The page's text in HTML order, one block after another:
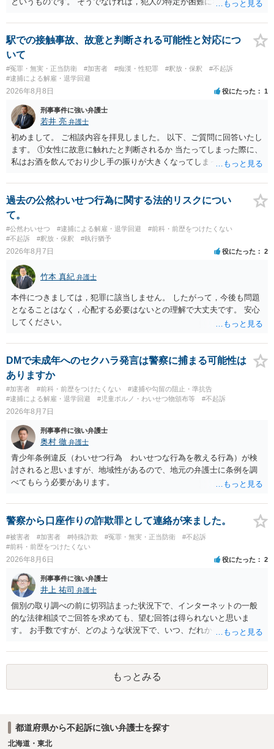
（事件性）とともに，誰の行為かの判断がされる（犯人性）が必要な
のですが，現認時に警察が臨場できる場合以外は，基本的に犯人性を
特定することができません。もちろん，常習性が顕著で，既に前科を
有していて警察に把握されていれば別ですが，そのような方は，この
ような場所に質問を掲げてくることはありません。心配・不安になる
ことはよくわかるのですが，心配・不安を感じている方は，警察に把
ません。したがって，自分が犯人であるとされることはないのです。
ですから，相談者の場合は，大丈夫です。安心してください。それで
は，①～③に答えます。 ①について 腕の動き，女性への向かい方をみ
れば，酔っていて偶然の出来事か，意図的に偶然を装うように触った
のかは，わかります。触る瞬間ではなくて，触るまでの状況の方が重
いているわけではありません。腕の振り方も，そのときだけ偶然大き
くなるわけではありません。ですから，本件では，意図的だと疑われ
ることはないと思います。その雰囲気は，当たってしまった女性にも
伝わっていたのでしょう。ですから大丈夫です。なお，故意は，主観
面の話なので，防犯カメラの映像で決められることはありません。本
人の話（故意を否認する話）が実際の状況と矛盾しないかだけの話で
す。 ②について 犯人性が特定できませんから，逮捕や呼出の可能性は
ないと思います。 ③について ②がないので，③はそもそもないことが
前提なので，期間も考えなくて大丈夫です。 というわけで，本件は大
丈夫ですから，今後，同じような不安に襲われることがないように気
をつけてくださいね。それが一番大事です。
駅での接触事故、故意と判断される可能性と対応につ
いて
#冤罪・無実・正当防衛 #加害者 #痴漢・性犯罪 #釈放・保釈
#不起訴
#逮捕による解雇・退学回避
2026年8月8日 役にたった 1
刑事事件に強い弁護士
若井 亮 弁護士
初めまして。 ご相談内容を拝見しました。 以下、ご質問に回答いたし
ます。 ①女性に故意に触れたと判断されるか 当たってしまった際に、
私はお酒を飲んでおり少し手の振りが大きくなってしまっていたこと
いた場合、故意だと判定されやすいのでしょうか？ お伺いする限り、
故意があると判断されることは無いかと思います。 ②逮捕、呼び出し
の可能性 この行為により、痴漢やその他の犯罪を犯したとして、逮
捕、呼び出しされる可能性はどれほどでしょうか？ 誤って当たってし
まっただけであり、さらにその場で女性等のアクションが無かったこ
とからすると、この後に呼び出される可能性は極めて低いと思いま
能性があると考えれば良いのでしょうか？ 逮捕や呼び出しの可能性は
極めて低いと思います。 連絡が来ることはないでしょう。
過去の公然わいせつ行為に関する法的リスクについ
て。
#公然わいせつ #逮捕による解雇・退学回避
#前科・前歴をつけたくない
#不起訴
#釈放・保釈 #執行猶予
2026年8月7日 役にたった 2
竹本 真紀 弁護士
本件につきましては，犯罪に該当しません。 したがって，今後も問題
となることはなく，心配する必要はないとの理解で大丈夫です。 安心
してください。
DMで未成年へのセクハラ発言は警察に捕まる可能性は
ありますか
#加害者 #前科・前歴をつけたくない
#逮捕や勾留の阻止・準抗告
#逮捕による解雇・退学回避
#児童ポルノ・わいせつ物頒布等 #不起訴
2026年8月7日
刑事事件に強い弁護士
奥村 徹 弁護士
青少年条例違反（わいせつ行為 わいせつな行為を教える行為）が検
討されると思いますが、地域性があるので、地元の弁護士に条例を調
べてもらう必要があります。
警察から口座作りの詐欺罪として連絡が来ました。
#被害者 #加害者 #特殊詐欺 #冤罪・無実・正当防衛
#不起訴
#前科・前歴をつけたくない
2026年8月6日 役にたった 2
刑事事件に強い弁護士
井上 祐司 弁護士
個別の取り調べの前に切羽詰まった状況下で、インターネットの一般
的な法律相談でご回答を求めても、望む回答は得られないと思いま
す。 お手数ですが、どのような状況下で、いつ、だれからどのような
の程度だと聞いているのかということについて、お近くで詳細な法律
相談を受けられたうえで対処方法を探された方がよいと思われます。
一般論でいえば、任意取り調べの場合、ＩＣレコーダーを持参して取
り調べ内容を録音することは必須だと考えます。
もっとみる
都道府県から不起訴に強い弁護士を探す
北海道・東北